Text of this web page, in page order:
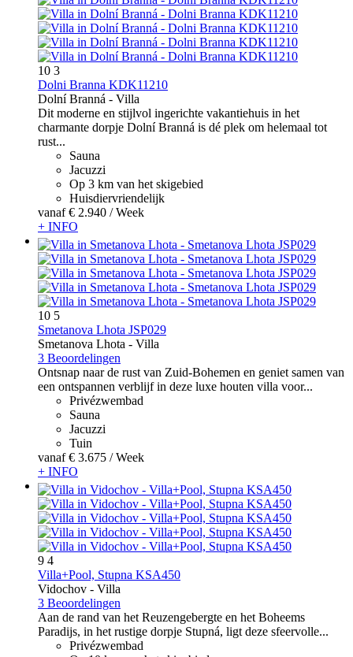
10 3
Dolni Branna KDK11210
Dolní Branná - Villa
Dit moderne en stijlvol ingerichte vakantiehuis in het
charmante dorpje Dolní Branná is dé plek om helemaal tot
rust...
Sauna
Jacuzzi
Op 3 km van het skigebied
Huisdiervriendelijk
vanaf € 2.940 / Week
+ INFO
10 5
Smetanova Lhota JSP029
Smetanova Lhota - Villa
3 Beoordelingen
Ontsnap naar de rust van Zuid-Bohemen en geniet samen van
een ontspannen verblijf in deze luxe houten villa voor...
Privézwembad
Sauna
Jacuzzi
Tuin
vanaf € 3.675 / Week
+ INFO
9 4
Villa+Pool, Stupna KSA450
Vidochov - Villa
3 Beoordelingen
Aan de rand van het Reuzengebergte en het Boheems
Paradijs, in het rustige dorpje Stupná, ligt deze sfeervolle...
Privézwembad